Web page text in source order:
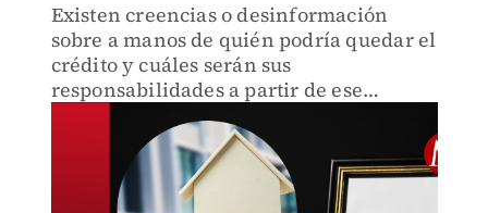
Existen creencias o desinformación
sobre a manos de quién podría quedar el
crédito y cuáles serán sus
responsabilidades a partir de ese